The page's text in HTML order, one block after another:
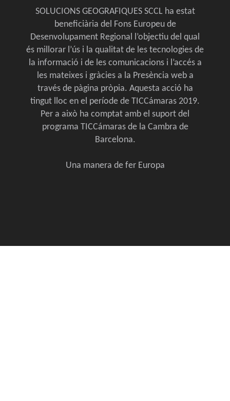
SOLUCIONS GEOGRAFIQUES SCCL ha estat
beneficiària del Fons Europeu de
Desenvolupament Regional l’objectiu del qual
és millorar l’ús i la qualitat de les tecnologies de
la informació i de les comunicacions i l’accés a
les mateixes i gràcies a la Presència web a
través de pàgina pròpia. Aquesta acció ha
tingut lloc en el període de TICCámaras 2019.
Per a això ha comptat amb el suport del
programa TICCámaras de la Cambra de
Barcelona.
Una manera de fer Europa